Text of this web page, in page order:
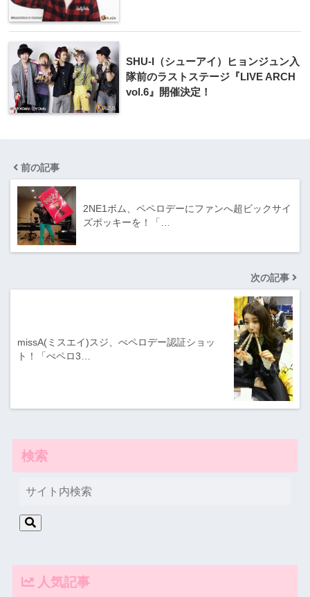
SHU-I（シューアイ）ヒョンジュン入
隊前のラストステージ『LIVE ARCH
vol.6』開催決定！
前の記事
2NE1ボム、ペペロデーにファンへ超ビックサイ
ズポッキーを！「…
次の記事
missA(ミスエイ)スジ、ぺペロデー認証ショッ
ト！「ぺペロ3…
検索
人気記事